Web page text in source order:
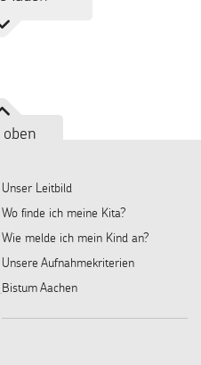
Unser Leitbild
Wo finde ich meine Kita?
Wie melde ich mein Kind an?
Unsere Aufnahmekriterien
Bistum Aachen